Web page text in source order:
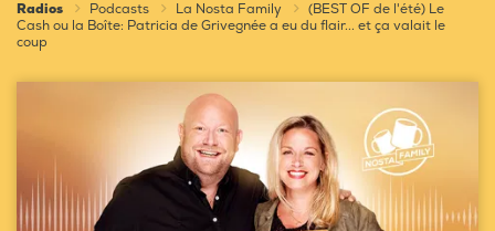
Radios Podcasts La Nosta Family
(BEST OF de l'été) Le
Cash ou la Boîte: Patricia de Grivegnée a eu du flair... et ça valait le
coup